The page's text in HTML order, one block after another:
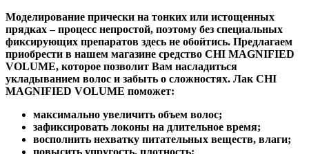
Моделирование прически на тонких или истощенных
прядках – процесс непростой, поэтому без специальных
фиксирующих препаратов здесь не обойтись. Предлагаем
приобрести в нашем магазине средство CHI MAGNIFIED
VOLUME, которое позволит Вам насладиться
укладыванием волос и забыть о сложностях. Лак CHI
MAGNIFIED VOLUME поможет:
максимально увеличить объем волос;
зафиксировать локоны на длительное время;
восполнить нехватку питательных веществ, влаги;
повысить упругость, плотность;